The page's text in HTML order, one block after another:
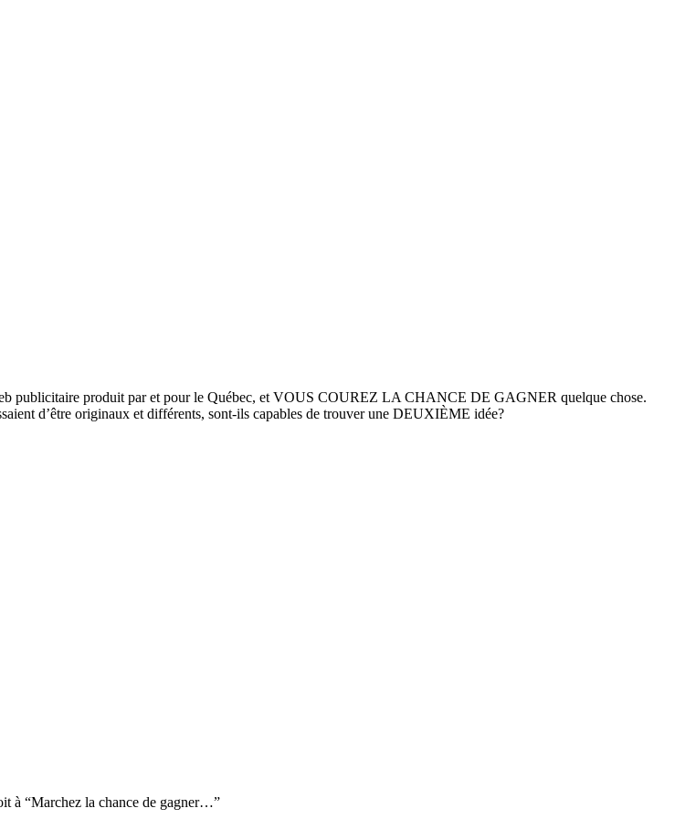
publicitaire produit par et pour le Québec, et VOUS COUREZ LA CHANCE DE GAGNER quelque chose.
d’être originaux et différents, sont-ils capables de trouver une DEUXIÈME idée?
à “Marchez la chance de gagner…”